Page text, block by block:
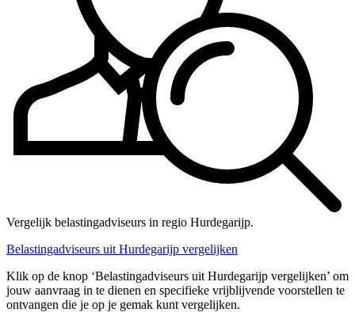
Vergelijk belastingadviseurs in regio Hurdegarijp.
Belastingadviseurs uit Hurdegarijp vergelijken
Klik op de knop ‘Belastingadviseurs uit Hurdegarijp vergelijken’ om
jouw aanvraag in te dienen en specifieke vrijblijvende voorstellen te
ontvangen die je op je gemak kunt vergelijken.